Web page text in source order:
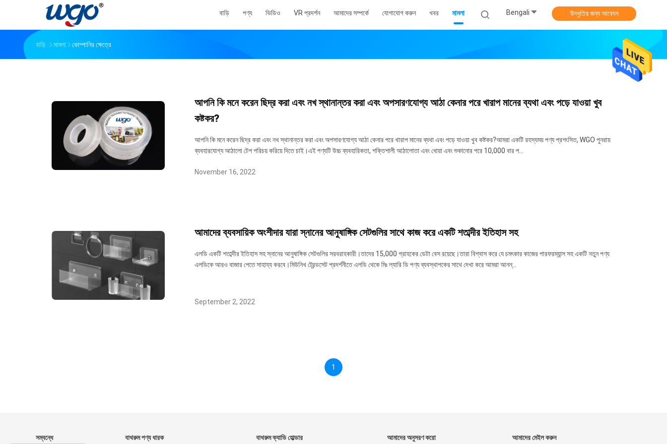
বাড়ি পণ্য ভিডিও VR প্রদর্শন আমাদের সম্পর্কে যোগাযোগ করুন খবর মামলা Bengali উদ্ধৃতির জন্য আবেদন
বাড়ি মামলা কোম্পানির ক্ষেত্রে
আপনি কি মনে করেন ছিদ্র করা এবং নখ স্থানান্তর করা এবং অপসারণযোগ্য আঠা কেনার পরে খারাপ মানের ব্যথা এবং পড়ে যাওয়া খুব
কষ্টকর?
আপনি কি মনে করেন ছিদ্র করা এবং নখ স্থানান্তর করা এবং অপসারণযোগ্য আঠা কেনার পরে খারাপ মানের ব্যথা এবং পড়ে যাওয়া খুব কষ্টকর?আমরা একটি রহস্যময় পণ্য প্রশংসিত, WGO পুনরায়
ব্যবহারযোগ্য আঠালো টেপ পরিচয় করিয়ে দিতে চাই।এই পণ্যটি উচ্চ ব্যবহারিকতা, শক্তিশালী আঠালোতা এবং ধোয়া এবং শুকানোর পরে 10,000 বার প...
November 16, 2022
আমাদের ব্যবসায়িক অংশীদার যারা স্নানের আনুষাঙ্গিক সেটগুলির সাথে কাজ করে একটি শতাব্দীর ইতিহাস সহ
এলডি একটি শতাব্দীর ইতিহাস সহ স্নানের আনুষাঙ্গিক সেটগুলির সরবরাহকারী।তাদের 15,000 গ্রাহকের ডেটা বেস রয়েছে।তারা বিশ্বাস করে যে চমৎকার কাজের পারফরম্যান্স সহ একটি নতুন পণ্য
এলডিকে আরও বাজার পেতে সাহায্য করবে।মিউনিখ ট্রেন্ডসেট প্রদর্শনীতে এলডি থেকে মিঃ ল্যারি ডি পণ্য ব্যবস্থাপকের সাথে দেখা করে আমরা আনন্...
September 2, 2022
1
সম্বন্ধে বাথরুম পণ্য ধারক বাথরুম ক্যাডি হোল্ডার আমাদের অনুসরণ করো আমাদের মেইল ​​করুন